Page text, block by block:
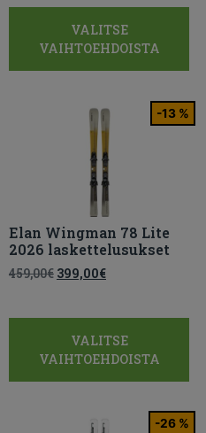
VALITSE
VAIHTOEHDOISTA
-13 %
Elan Wingman 78 Lite
2026 laskettelusukset
459,00€ 399,00€
VALITSE
VAIHTOEHDOISTA
-26 %